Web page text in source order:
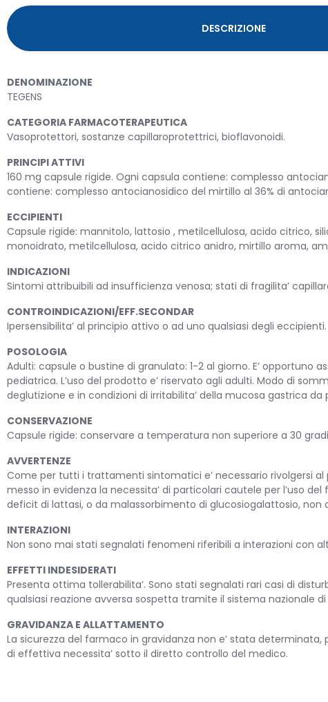
PRIMA
SANITARIA
DESCRIZIONE
DENOMINAZIONE
TEGENS
CATEGORIA FARMACOTERAPEUTICA
Vasoprotettori, sostanze capillaroprotettrici, bioflavonoidi.
PRINCIPI ATTIVI
160 mg capsule rigide. Ogni capsula contiene: complesso
contiene: complesso antocianosidico del mirtillo al 36% di
ECCIPIENTI
Capsule rigide: mannitolo, lattosio , metilcellulosa, acido citrico,
monoidrato, metilcellulosa, acido citrico anidro, mirtillo aroma,
INDICAZIONI
Sintomi attribuibili ad insufficienza venosa; stati di fragilita’
CONTROINDICAZIONI/EFF.SECONDAR
Ipersensibilita’ al principio attivo o ad uno qualsiasi degli eccipienti.
POSOLOGIA
Adulti: capsule o bustine di granulato: 1-2 al giorno. E’ opportuno
pediatrica. L’uso del prodotto e’ riservato agli adulti. Modo di
deglutizione e in condizioni di irritabilita’ della mucosa gastrica
CONSERVAZIONE
Capsule rigide: conservare a temperatura non superiore a 30
AVVERTENZE
Come per tutti i trattamenti sintomatici e’ necessario rivolgersi
messo in evidenza la necessita’ di particolari cautele per l’uso
deficit di lattasi, o da malassorbimento di glucosiogalattosio, non
INTERAZIONI
Non sono mai stati segnalati fenomeni riferibili a interazioni con
EFFETTI INDESIDERATI
Presenta ottima tollerabilita’. Sono stati segnalati rari casi di
qualsiasi reazione avversa sospetta tramite il sistema nazionale di
GRAVIDANZA E ALLATTAMENTO
La sicurezza del farmaco in gravidanza non e’ stata
di effettiva necessita’ sotto il diretto controllo del medico.